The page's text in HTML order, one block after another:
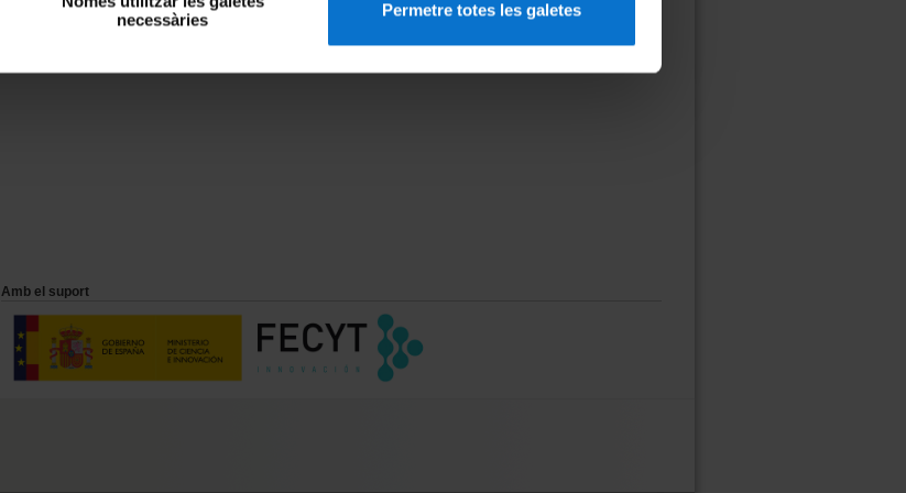
necessàries
Permetre totes les galetes
Amb el suport